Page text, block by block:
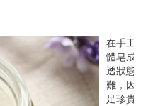
在手工
體皂成
透狀態
難，因
足珍貴